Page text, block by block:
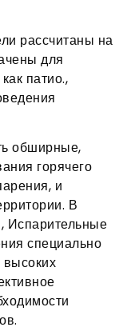
рассчитаны на
для
патио.,
обширные,
горячего
и
В
Испарительные
специально